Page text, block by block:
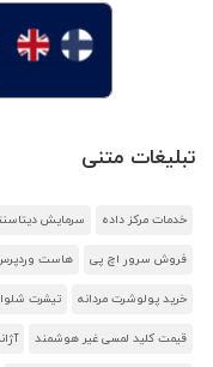
تبلیغات متنی
خدمات مرکز داده سرمایش
فروش سرور اچ پی هاست
خرید پولوشرت مردانه تیشرت
قیمت کلید لمسی غیر هوشمند